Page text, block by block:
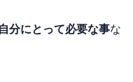
自分にとって必要な事な